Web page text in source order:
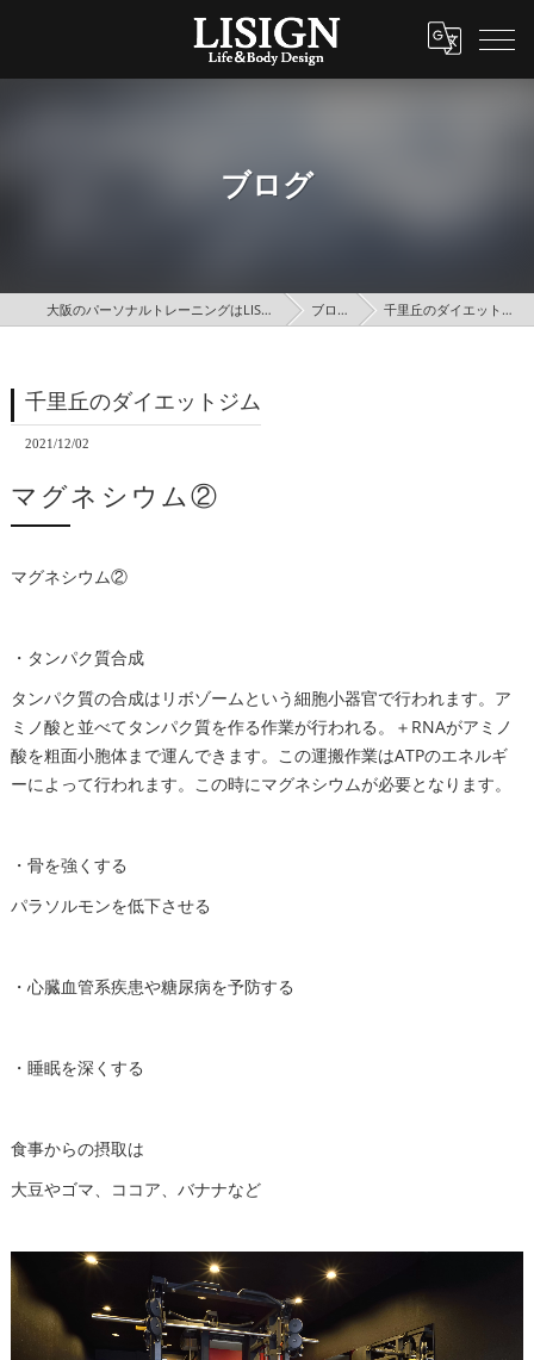
ブログ
大阪のパーソナルトレーニングはLISIGN ブログ 千里丘のダイエットジム
千里丘のダイエットジム
2021/12/02
マグネシウム②
マグネシウム②
・タンパク質合成
タンパク質の合成はリボゾームという細胞小器官で行われます。ア
ミノ酸と並べてタンパク質を作る作業が行われる。＋RNAがアミノ
酸を粗面小胞体まで運んできます。この運搬作業はATPのエネルギ
ーによって行われます。この時にマグネシウムが必要となります。
・骨を強くする
パラソルモンを低下させる
・心臓血管系疾患や糖尿病を予防する
・睡眠を深くする
食事からの摂取は
大豆やゴマ、ココア、バナナなど